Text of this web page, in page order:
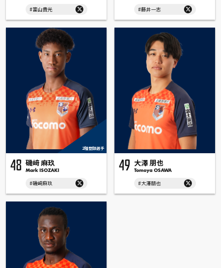
#富山貴光 #藤井一志
2種登録選手
48 磯﨑 麻玖
Mark ISOZAKI
#磯﨑麻玖
49 大澤 朋也
Tomoya OSAWA
#大澤朋也